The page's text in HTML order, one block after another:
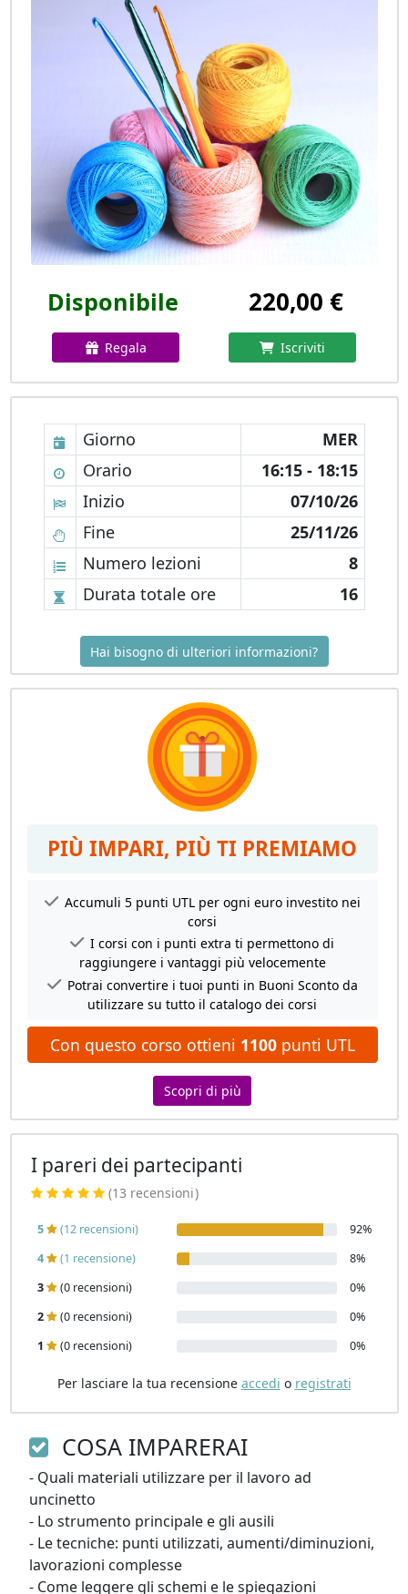
Disponibile 220,00 €
Regala Iscriviti
COSA IMPARERAI
- Quali materiali utilizzare per il lavoro ad
uncinetto
- Lo strumento principale e gli ausili
- Le tecniche: punti utilizzati, aumenti/diminuzioni,
lavorazioni complesse
- Come leggere gli schemi e le spiegazioni
Giorno
MER
Orario
16:15 - 18:15
Inizio
07/10/26
Fine
25/11/26
Numero lezioni
8
Durata totale ore
16
Hai bisogno di ulteriori informazioni?
PIÙ IMPARI, PIÙ TI PREMIAMO
Accumuli 5 punti UTL per ogni euro investito nei
corsi
I corsi con i punti extra ti permettono di
raggiungere i vantaggi più velocemente
Potrai convertire i tuoi punti in Buoni Sconto da
utilizzare su tutto il catalogo dei corsi
Con questo corso ottieni 1100punti UTL
Scopri di più
I pareri dei partecipanti
(13 recensioni)
5 (12 recensioni)
92%
4
(1 recensione)
8%
3
(0 recensioni)
0%
2
(0 recensioni)
0%
1
(0 recensioni) 0%
Per lasciare la tua recensione accedi o registrati